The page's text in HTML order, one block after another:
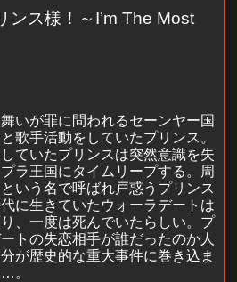
ンス様！～I’m The Most
いが罪に問われるセーンヤー国
歌手活動をしていたプリンス。
ていたプリンスは突然意識を失
ラ王国にタイムリープする。周
いう名で呼ばれ戸惑うプリンス
に生きていたウォーラデートは
、一度は死んでいたらしい。プ
トの失恋相手が誰だったのか人
が歴史的な重大事件に巻き込ま
。